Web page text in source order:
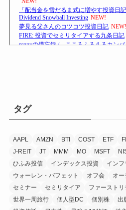
タグ
AAPL AMZN BTI COST ETF
J-REIT
JT MMM MO MSFT
ひふみ投信
インデックス投資
インフ
ウォーレン・バフェット
オフ会 オー
セミナー
セミリタイア ファースト
世界一周旅行
個人型DC 個別株 出